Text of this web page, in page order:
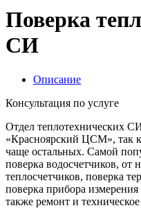
Поверка
СИ
Описание
Консультация по услуге
Отдел теплотехнических
«Красноярский ЦСМ», так
чаще остальных. Самой
поверка водосчетчиков, от
теплосчетчиков, поверка
поверка прибора
также ремонт и